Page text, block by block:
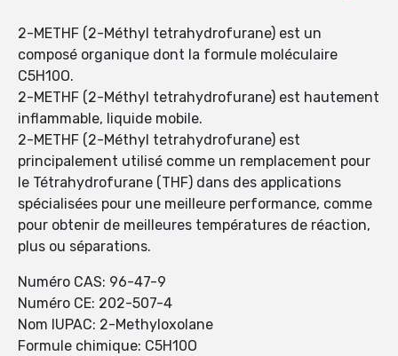
2-METHF (2-Méthyl tetrahydrofurane) est un
composé organique dont la formule moléculaire
C5H10O.
2-METHF (2-Méthyl tetrahydrofurane) est hautement
inflammable, liquide mobile.
2-METHF (2-Méthyl tetrahydrofurane) est
principalement utilisé comme un remplacement pour
le Tétrahydrofurane (THF) dans des applications
spécialisées pour une meilleure performance, comme
pour obtenir de meilleures températures de réaction,
plus ou séparations.
Numéro CAS: 96-47-9
Numéro CE: 202-507-4
Nom IUPAC: 2-Methyloxolane
Formule chimique: C5H10O